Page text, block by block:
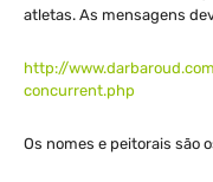
atletas. As mensagens
http://
concurrent.php
Os nomes e peitorais são